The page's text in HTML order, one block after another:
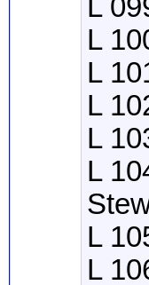
L
L
L
L
L
L
L
L